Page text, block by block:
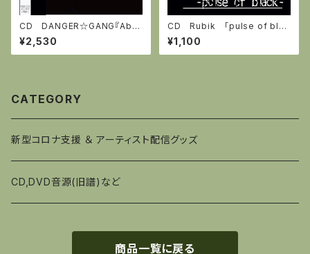
CD DANGER☆GANG『Aby
ss』全6曲
¥2,530
CD Rubik 「pulse of blac
k」
¥1,100
CATEGORY
新型コロナ支援 ＆ アーティスト配信グッズ
CD,DVD音源(旧譜)など
商品一覧に戻る